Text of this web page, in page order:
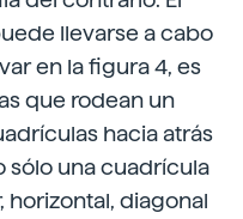
llevarse a cabo
en la figura 4, es
que rodean un
hacia atrás
sólo una cuadrícula
horizontal, diagonal